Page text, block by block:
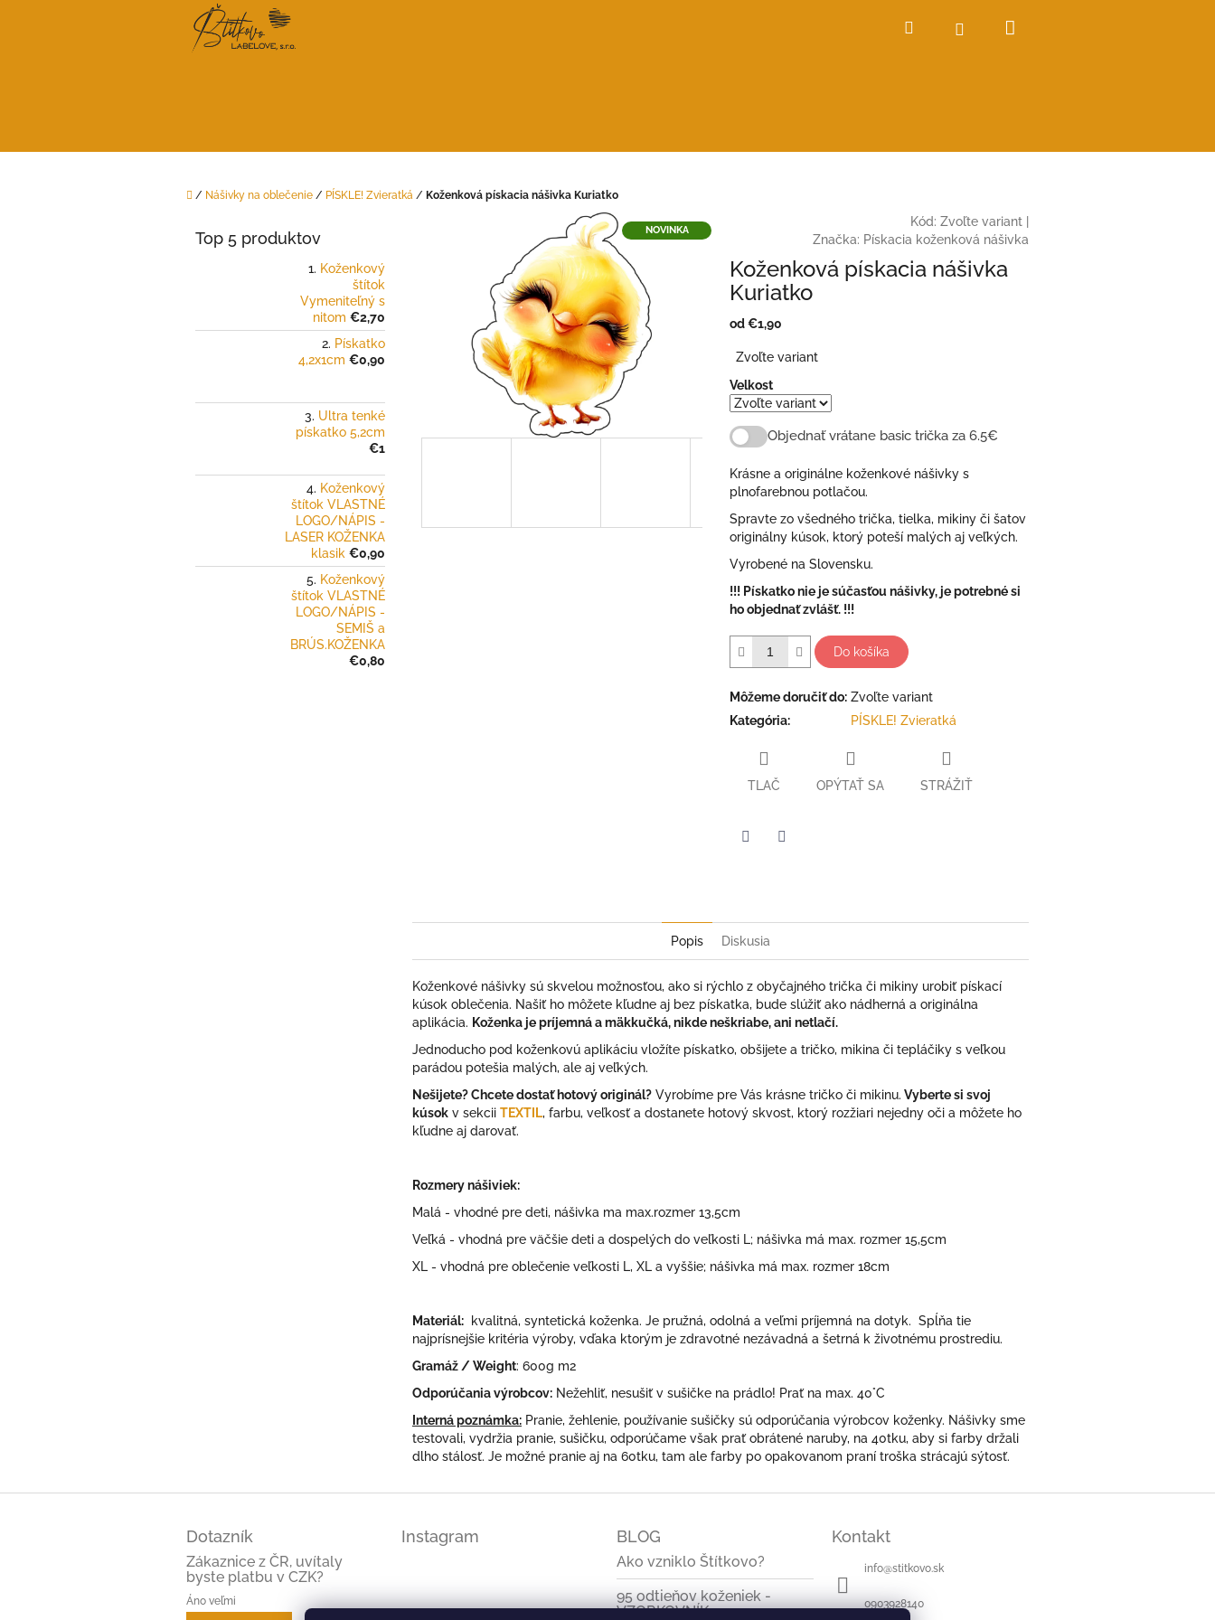
Hľadať Prihlásenie
Domov
/ Nášivky na oblečenie / PÍSKLE! Zvieratká / Koženková pískacia nášivka Kuriatko
Top 5 produktov
Koženkový
štítok
Vymeniteľný s
nitom €2,70
Pískatko
4,2x1cm €0,90
Ultra tenké
pískatko 5,2cm
€1
Koženkový
štítok VLASTNÉ
LOGO/NÁPIS -
LASER KOŽENKA
klasik €0,90
Koženkový
štítok VLASTNÉ
LOGO/NÁPIS -
SEMIŠ a
BRÚS.KOŽENKA
€0,80
NOVINKA
Kód: Zvoľte variant
Značka: Pískacia koženková nášivka
Koženková pískacia nášivka
Kuriatko
od€1,90
cena:
Zvoľte variant
Velkost
Objednať vrátane basic trička za 6.5€
Krásne a originálne koženkové nášivky s
plnofarebnou potlačou.
Spravte zo všedného trička, tielka, mikiny či šatov
originálny kúsok, ktorý poteší malých aj veľkých.
Vyrobené na Slovensku.
!!! Pískatko nie je súčasťou nášivky, je potrebné si
ho objednať zvlášť. !!!
Do košíka
Môžeme doručiť do: Zvoľte variant
Kategória: PÍSKLE! Zvieratká
TLAČ OPÝTAŤ SA STRÁŽIŤ
Popis Diskusia
Koženkové nášivky sú skvelou možnosťou, ako si rýchlo z obyčajného trička či mikiny urobiť pískací
kúsok oblečenia. Našiť ho môžete kľudne aj bez pískatka, bude slúžiť ako nádherná a originálna
aplikácia. Koženka je príjemná a mäkkučká, nikde neškriabe, ani netlačí.
Jednoducho pod koženkovú aplikáciu vložíte pískatko, obšijete a tričko, mikina či tepláčiky s veľkou
parádou potešia malých, ale aj veľkých.
Nešijete? Chcete dostať hotový originál? Vyrobíme pre Vás krásne tričko či mikinu. Vyberte si svoj
kúsok v sekcii TEXTIL, farbu, veľkosť a dostanete hotový skvost, ktorý rozžiari nejedny oči a môžete ho
kľudne aj darovať.
Rozmery nášiviek:
Malá - vhodné pre deti, nášivka ma max.rozmer 13,5cm
Veľká - vhodná pre väčšie deti a dospelých do veľkosti L; nášivka má max. rozmer 15,5cm
XL - vhodná pre oblečenie veľkosti L, XL a vyššie; nášivka má max. rozmer 18cm
Materiál: kvalitná, syntetická koženka. Je pružná, odolná a veľmi príjemná na dotyk. Spĺňa tie
najprísnejšie kritéria výroby, vďaka ktorým je zdravotné nezávadná a šetrná k životnému prostrediu.
Gramáž / Weight: 600g m2
Odporúčania výrobcov: Nežehliť, nesušiť v sušičke na prádlo! Prať na max. 40°C
Interná poznámka: Pranie, žehlenie, používanie sušičky sú odporúčania výrobcov koženky. Nášivky sme
testovali, vydržia pranie, sušičku, odporúčame však prať obrátené naruby, na 40tku, aby si farby držali
dlho stálosť. Je možné pranie aj na 60tku, tam ale farby po opakovanom praní troška strácajú sýtosť.
Dotazník
Zákaznice z ČR, uvítaly
byste platbu v CZK?
Áno veľmi
Instagram BLOG
Ako vzniklo Štítkovo?
95 odtieňov koženiek -
VZORKOVNÍK
Kontakt
info@stitkovo.sk
0903928140